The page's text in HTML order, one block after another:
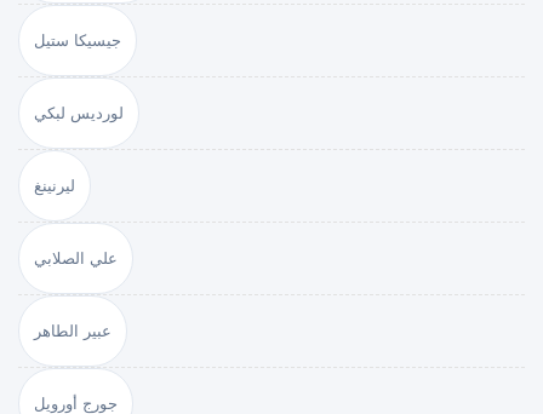
جيسيكا ستيل
لورديس لبكي
ليرنينغ
علي الصلابي
عبير الطاهر
جورج أورويل